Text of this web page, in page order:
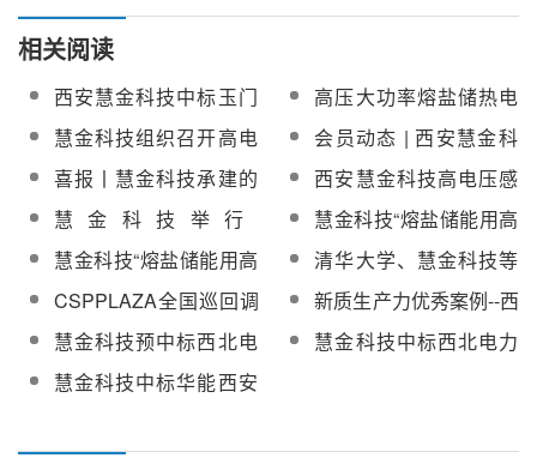
相关阅读
西安慧金科技中标玉门
10万千瓦光热储能示范
项目熔盐电加热器
高压大功率熔盐储热电
磁加热技术服务商西安
慧金科技成为
CSPPLAZA会员单位
慧金科技组织召开高电
压熔盐加热器成果交流
会
会员动态 | 西安慧金科
技《6kV/10MW高电压
大功率电加热熔盐储能
装置合同》成功签订
喜报丨慧金科技承建的
国内首座电阻式高温熔
融灰渣处理线开炉成功
西安慧金科技高电压感
应加热熔盐储能供暖项
目顺利投产
慧金科技举行
10kV/10MW高电压大功
率熔盐储能电加热装置
出厂仪式
慧金科技“熔盐储能用高
压感应加热技术”荣登国
家级推荐目录
慧金科技“熔盐储能用高
压感应加热技术”再获权
威认可
清华大学、慧金科技等
四方签署 “百MWh 级长
时高温工业热储能”项目
合作协议
CSPPLAZA全国巡回调
研第二阶段将走进浙
江，调研8家单位
新质生产力优秀案例--西
安慧金科技“高压电磁熔
盐加热装置”【附应用业
慧金科技预中标西北电
力试验研究院
35kV/12.5MW电磁式熔
慧金科技中标西北电力
慧金科技中标华能西安